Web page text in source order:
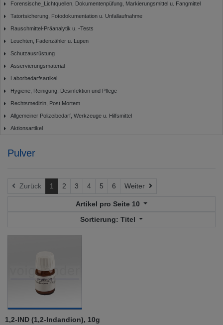
Forensische_Lichtquellen, Dokumentenpüfung, Markierungsmittel u. Fangmittel
Tatortsicherung, Fotodokumentation u. Unfallaufnahme
Rauschmittel-Präanalytik u. -Tests
Leuchten, Fadenzähler u. Lupen
Schutzausrüstung
Asservierungsmaterial
Laborbedarfsartikel
Hygiene, Reinigung, Desinfektion und Pflege
Rechtsmedizin, Post Mortem
Allgemeiner Polizeibedarf, Werkzeuge u. Hilfsmittel
Aktionsartikel
Pulver
Zurück 1 2 3 4 5 6 Weiter
Artikel pro Seite 10
Sortierung: Titel
1,2-IND (1,2-Indandion), 10g